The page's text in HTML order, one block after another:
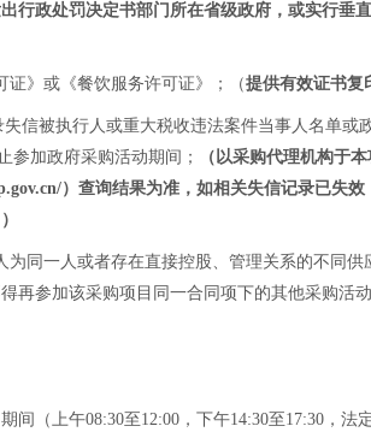
行政处罚决定书部门所在省级政府，或实行垂
证》或《餐饮服务许可证》；（提供有效证书复
失信被执行人或重大税收违法案件当事人名单
参加政府采购活动期间；
（以采购代理机构于
）查询结果为准，如相关失信记录已失效
）
同一人或者存在直接控股、管理关系的不同
再参加该采购项目同一合同项下的其他采购活动
间（上午08:30至12:00，下午14:30至17:30，